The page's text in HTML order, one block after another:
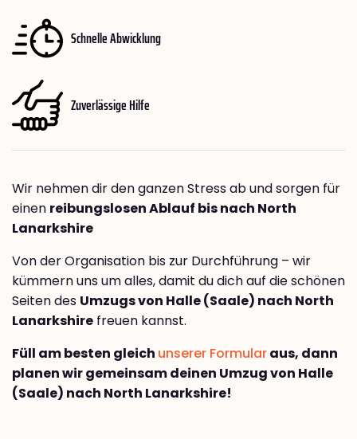
Schnelle Abwicklung
Zuverlässige Hilfe
Wir nehmen dir den ganzen Stress ab und sorgen für
einen reibungslosen Ablauf bis nach North
Lanarkshire
Von der Organisation bis zur Durchführung – wir
kümmern uns um alles, damit du dich auf die schönen
Seiten des Umzugs von Halle (Saale) nach North
Lanarkshire freuen kannst.
Füll am besten gleich unserer Formularaus, dann
planen wir gemeinsam deinen Umzug von Halle
(Saale) nach North Lanarkshire!